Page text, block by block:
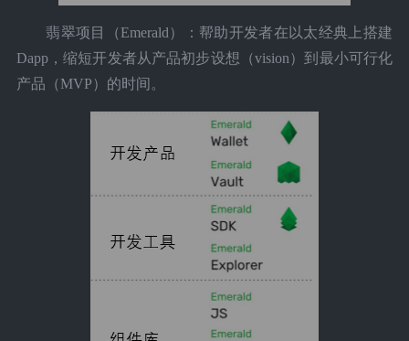
翡翠项目（Emerald）：帮助开发者在以太经典上搭建
Dapp，缩短开发者从产品初步设想（vision）到最小可行化
产品（MVP）的时间。